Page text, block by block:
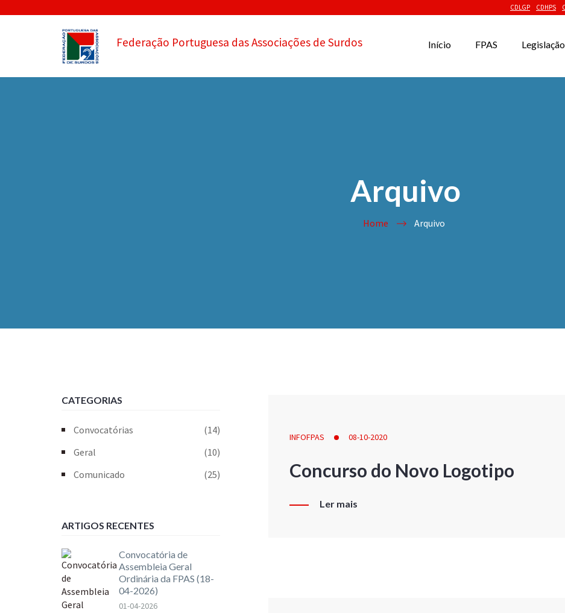
CDLGP CDHPS
Federação Portuguesa das Associações de Surdos Início FPAS Legislação
Arquivo
Home Arquivo
INFOFPAS 08-10-2020
Concurso do Novo Logotipo
Ler mais
CATEGORIAS
Convocatórias
(14)
Geral
(10)
Comunicado
(25)
ARTIGOS RECENTES
Convocatória de
Assembleia Geral
Ordinária da FPAS (18-
04-2026)
01-04-2026